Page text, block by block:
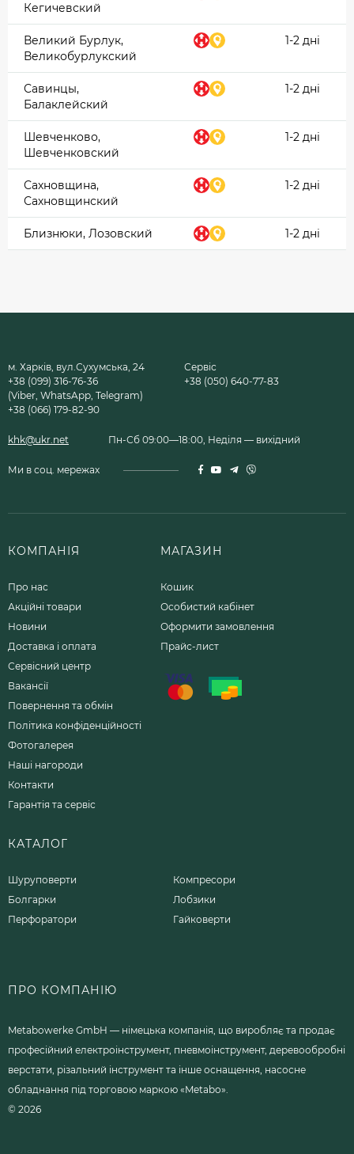
Кегичевский
Великий Бурлук,
Великобурлукский
1-2 дні
Савинцы,
Балаклейский
1-2 дні
Шевченково,
Шевченковский
1-2 дні
Сахновщина,
Сахновщинский
1-2 дні
Близнюки, Лозовский 1-2 дні
м. Харків, вул.Сухумська, 24
+38 (099) 316-76-36
(Viber, WhatsApp, Telegram)
+38 (066) 179-82-90
Сервіс
+38 (050) 640-77-83
khk@ukr.net Пн-Сб 09:00—18:00, Неділя — вихідний
Ми в соц. мережах
КОМПАНІЯ
Про нас
Акційні товари
Новини
Доставка і оплата
Сервісний центр
Вакансії
Повернення та обмін
Політика конфіденційності
Фотогалерея
Наші нагороди
Контакти
Гарантія та сервіс
МАГАЗИН
Кошик
Особистий кабінет
Оформити замовлення
Прайс-лист
КАТАЛОГ
Шуруповерти
Болгарки
Перфоратори
Компресори
Лобзики
Гайковерти
ПРО КОМПАНІЮ
Metabowerke GmbH — німецька компанія, що виробляє та продає
професійний електроінструмент, пневмоінструмент, деревообробні
верстати, різальний інструмент та інше оснащення, насосне
обладнання під торговою маркою «Metabo».
© 2026